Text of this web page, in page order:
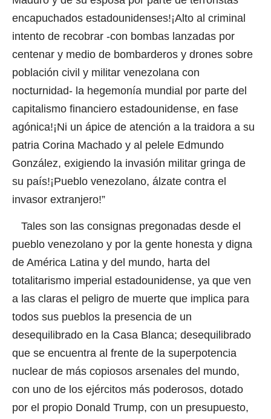
encapuchados estadounidenses!¡Alto al criminal
intento de recobrar -con bombas lanzadas por
centenar y medio de bombarderos y drones sobre
población civil y militar venezolana con
nocturnidad- la hegemonía mundial por parte del
capitalismo financiero estadounidense, en fase
agónica!¡Ni un ápice de atención a la traidora a su
patria Corina Machado y al pelele Edmundo
González, exigiendo la invasión militar gringa de
su país!¡Pueblo venezolano, álzate contra el
invasor extranjero!”
Tales son las consignas pregonadas desde el
pueblo venezolano y por la gente honesta y digna
de América Latina y del mundo, harta del
totalitarismo imperial estadounidense, ya que ven
a las claras el peligro de muerte que implica para
todos sus pueblos la presencia de un
desequilibrado en la Casa Blanca; desequilibrado
que se encuentra al frente de la superpotencia
nuclear de más copiosos arsenales del mundo,
con uno de los ejércitos más poderosos, dotado
por el propio Donald Trump, con un presupuesto,